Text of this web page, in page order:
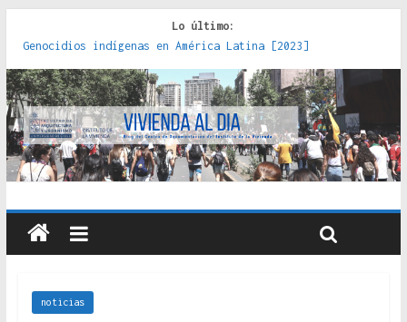
Lo último:
Genocidios indígenas en América Latina [2023]
Estudios sobre la espacialización de los Estados :
políticas, prácticas y representaciones [2022]
Donde el pedernal choca con el acero : hacia una teoría
crítica de las fronteras latinoamericanas [2020]
Criterios técnicos para una vivienda adecuada [2019]
Red de consultorios de la Caja del Seguro Obrero en
Santiago : un patrimonio emblemático [2014]
noticias